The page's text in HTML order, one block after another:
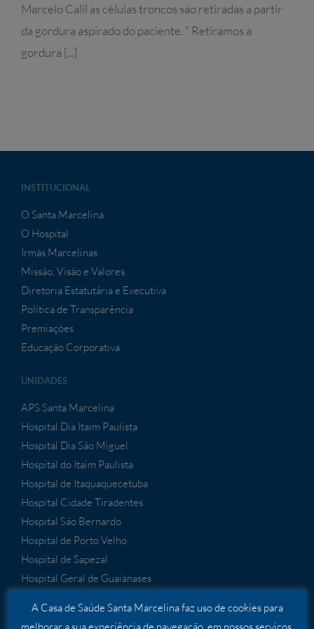
Marcelo Calil as células troncos são retiradas a partir
da gordura aspirado do paciente. “ Retiramos a
gordura [...]
INSTITUCIONAL
O Santa Marcelina
O Hospital
Irmãs Marcelinas
Missão, Visão e Valores
Diretoria Estatutária e Executiva
Política de Transparência
Premiações
Educação Corporativa
UNIDADES
APS Santa Marcelina
Hospital Dia Itaim Paulista
Hospital Dia São Miguel
Hospital do Itaim Paulista
Hospital de Itaquaquecetuba
Hospital Cidade Tiradentes
Hospital São Bernardo
Hospital de Porto Velho
Hospital de Sapezal
Hospital Geral de Guaianases
A Casa de Saúde Santa Marcelina faz uso de cookies para
melhorar a sua experiência de navegação, em nossos serviços,